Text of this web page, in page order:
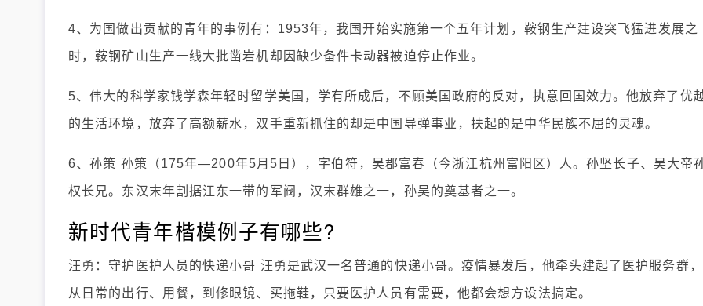
4、为国做出贡献的青年的事例有：1953年，我国开始实施第一个五年计划，鞍钢生产建设突飞猛进发展之
时，鞍钢矿山生产一线大批凿岩机却因缺少备件卡动器被迫停止作业。
5、伟大的科学家钱学森年轻时留学美国，学有所成后，不顾美国政府的反对，执意回国效力。他放弃了优
的生活环境，放弃了高额薪水，双手重新抓住的却是中国导弹事业，扶起的是中华民族不屈的灵魂。
6、孙策 孙策（175年—200年5月5日），字伯符，吴郡富春（今浙江杭州富阳区）人。孙坚长子、吴大帝
权长兄。东汉末年割据江东一带的军阀，汉末群雄之一，孙吴的奠基者之一。
新时代青年楷模例子有哪些?
汪勇：守护医护人员的快递小哥 汪勇是武汉一名普通的快递小哥。疫情暴发后，他牵头建起了医护服务群，
从日常的出行、用餐，到修眼镜、买拖鞋，只要医护人员有需要，他都会想方设法搞定。